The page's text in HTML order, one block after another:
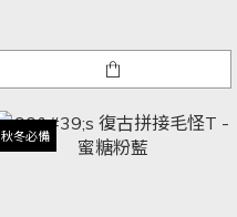
秋冬必備